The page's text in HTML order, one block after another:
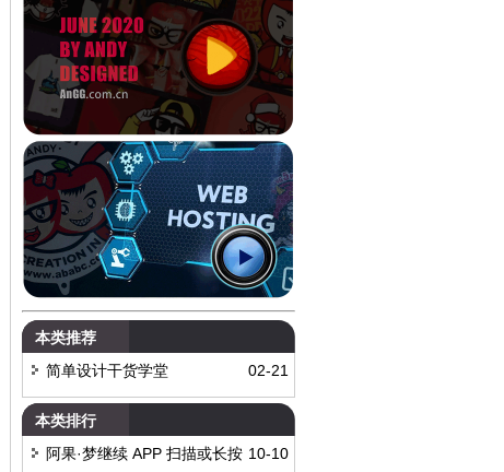
本类推荐
02-21
简单设计干货学堂
本类排行
10-10
阿果·梦继续 APP 扫描或长按